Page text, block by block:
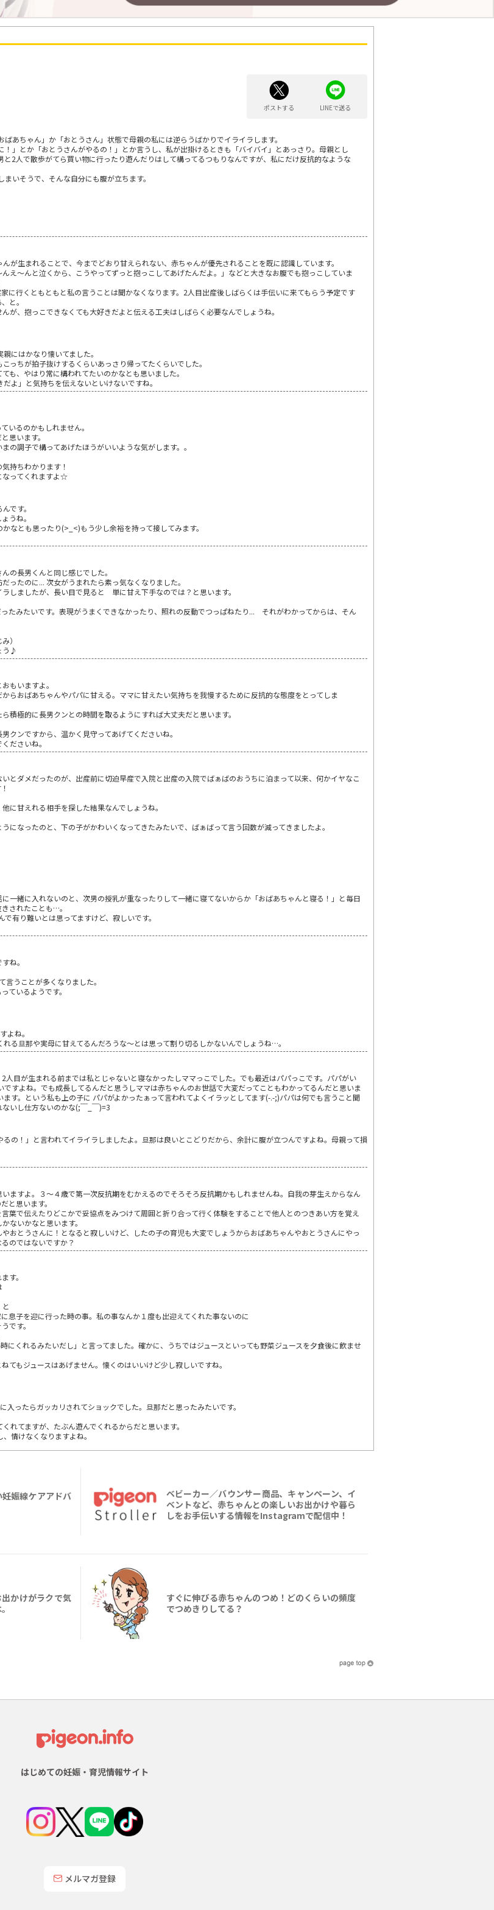
ポストする LINEで送る
あちゃん」か「おとうさん」状態で母親の私には逆らうばかりでイライラします。
」とか「おとうさんがやるの！」とか言うし、私が出掛けるときも「バイバイ」とあっさり。母親とし
2人で散歩がてら買い物に行ったり遊んだりはして構ってるつもりなんですが、私にだけ反抗的なような
いそうで、そんな自分にも腹が立ちます。
が生まれることで、今までどおり甘えられない、赤ちゃんが優先されることを既に認識しています。
え～んと泣くから、こうやってずっと抱っこしてあげたんだよ。」などと大きなお腹でも抱っこしていま
に行くともともと私の言うことは聞かなくなります。2人目出産後しばらくは手伝いに来てもらう予定です
と。
が、抱っこできなくても大好きだよと伝える工夫はしばらく必要なんでしょうね。
にはかなり懐いてました。
っちが拍子抜けするくらいあっさり帰ってたくらいでした。
も、やはり常に構われてたいのかなとも思いました。
よ」と気持ちを伝えないといけないですね。
いるのかもしれません。
思います。
の調子で構ってあげたほうがいいような気がします。。
持ちわかります！
なってくれますよ☆
です。
うね。
なとも思ったり(>_<)もう少し余裕を持って接してみます。
長男くんと同じ感じでした。
たのに... 次女がうまれたら素っ気なくなりました。
しましたが、長い目で見ると 単に甘え下手なのでは？と思います。
たみたいです。表現がうまくできなかったり、照れの反動でつっぱねたり... それがわかってからは、そん
）
う♪
もいますよ。
らおばあちゃんやパパに甘える。ママに甘えたい気持ちを我慢するために反抗的な態度をとってしま
積極的に長男クンとの時間を取るようにすれば大丈夫だと思います。
クンですから、温かく見守ってあげてくださいね。
ださいね。
とダメだったのが、出産前に切迫早産で入院と出産の入院でばぁばのおうちに泊まって以来、何かイヤなこ
に甘えれる相手を探した結果なんでしょうね。
になったのと、下の子がかわいくなってきたみたいで、ばぁばって言う回数が減ってきましたよ。
一緒に入れないのと、次男の授乳が重なったりして一緒に寝てないからか「おばあちゃんと寝る！」と毎日
されたことも…。
有り難いとは思ってますけど、寂しいです。
ね。
うことが多くなりました。
ているようです。
よね。
る旦那や実母に甘えてるんだろうな～とは思って割り切るしかないんでしょうね…。
人目が生まれる前までは私とじゃないと寝なかったしママっこでした。でも最近はパパっこです。パパがい
すよね。でも成長してるんだと思うしママは赤ちゃんのお世話で大変だってこともわかってるんだと思いま
す。という私も上の子に パパがよかったぁって言われてよくイラッとしてます(-.-;)パパは何でも言うこと聞
いし仕方ないのかな(;￣_￣)=3
の！」と言われてイライラしましたよ。旦那は良いとこどりだから、余計に腹が立つんですよね。母親って損
ますよ。３～４歳で第一次反抗期をむかえるのでそろそろ反抗期かもしれませんね。自我の芽生えからなん
と思います。
葉で伝えたりどこかで妥協点をみつけて周囲と折り合って行く体験をすることで他人とのつきあい方を覚え
ないかなと思います。
おとうさんに！となると寂しいけど、したの子の育児も大変でしょうからおばあちゃんやおとうさんにやっ
のではないですか？
す。
息子を迎に行った時の事。私の事なんか１度も出迎えてくれた事ないのに
です。
にくれるみたいだし」と言ってました。確かに、うちではジュースといっても野菜ジュースを夕食後に飲ませ
てもジュースはあげません。懐くのはいいけど少し寂しいですね。
ったらガッカリされてショックでした。旦那だと思ったみたいです。
れてますが、たぶん遊んでくれるからだと思います。
情けなくなりますよね。
娠線ケアアドバ
ベビーカー／バウンサー商品、キャンペーン、イ
ベントなど、赤ちゃんとの楽しいお出かけや暮ら
しをお手伝いする情報をInstagramで配信中！
かけがラクで気
すぐに伸びる赤ちゃんのつめ！どのくらいの頻度
でつめきりしてる？
はじめての妊娠・育児情報サイト
メルマガ登録